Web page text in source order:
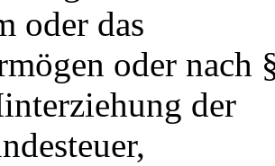
oder das
oder nach §
der